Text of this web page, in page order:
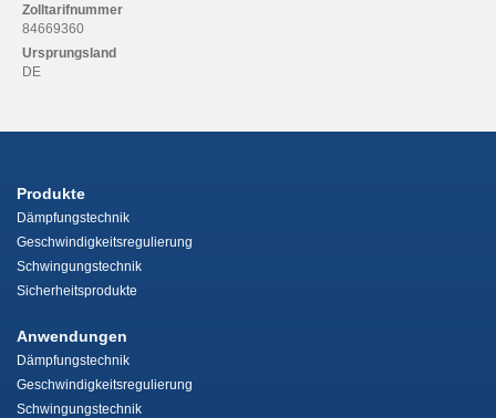
Zolltarifnummer
84669360
Ursprungsland
DE
Produkte
Dämpfungstechnik
Geschwindigkeitsregulierung
Schwingungstechnik
Sicherheitsprodukte
Anwendungen
Dämpfungstechnik
Geschwindigkeitsregulierung
Schwingungstechnik